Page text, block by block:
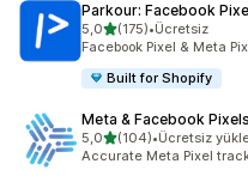
Parkour: Facebook
5,05 yıldız üzerinden
(175)
toplam 175 değerlendirme
•Ücretsiz
Facebook Pixel & Meta
Built for Shopify
Meta & Facebook
5,05 yıldız üzerinden
(104)
toplam 104 değerlendirme
•Ücretsiz
Accurate Meta Pixel